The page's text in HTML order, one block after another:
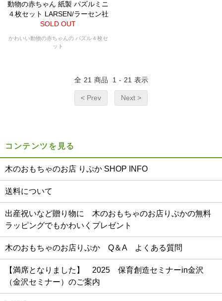
動物の赤ちゃん 紙製 パズルミニ
４枚セット LARSEN/ラーセン社
SOLD OUT
かわいい動物の赤ちゃんの パズル４枚セ
ット
全 21 商品 1 - 21 表示
< Prev Next >
コンテンツを見る
木のおもちゃのお店 りぷか SHOP INFO
送料について
出産祝いなど贈り物に 木のおもちゃのお店りぷかの無料
ラッピングでもかわいくプレゼント
木のおもちゃのお店りぷか Q＆A よくある質問
【満席となりました】 2025 保育創造セミナーin金沢
（金沢セミナー）のご案内